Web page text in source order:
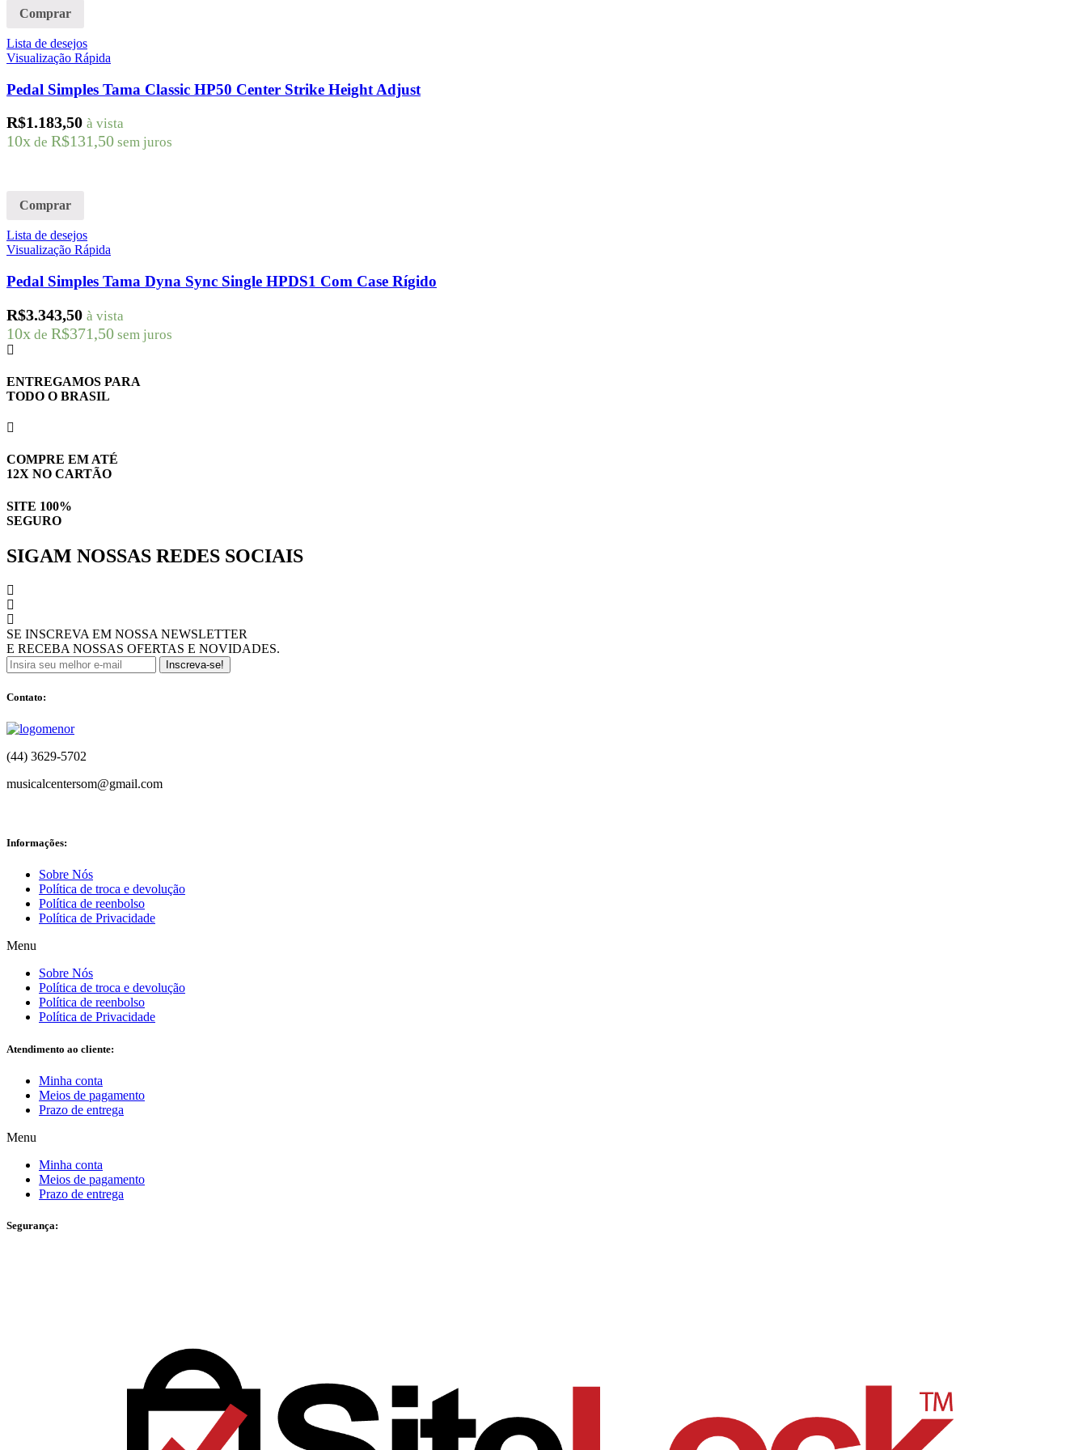
Comprar
Lista de desejos
Visualização Rápida
Pedal Simples Tama Classic HP50 Center Strike Height Adjust
R$1.183,50 à vista
10x de R$131,50 sem juros
Comprar
Lista de desejos
Visualização Rápida
Pedal Simples Tama Dyna Sync Single HPDS1 Com Case Rígido
R$3.343,50 à vista
10x de R$371,50 sem juros
ENTREGAMOS PARA
TODO O BRASIL
COMPRE EM ATÉ
12X NO CARTÃO
SITE 100%
SEGURO
SIGAM NOSSAS REDES SOCIAIS
SE INSCREVA EM NOSSA NEWSLETTER
E RECEBA NOSSAS OFERTAS E NOVIDADES.
Inscreva-se!
Contato:
(44) 3629-5702
musicalcentersom@gmail.com
Informações:
Sobre Nós
Política de troca e devolução
Política de reenbolso
Política de Privacidade
Menu
Sobre Nós
Política de troca e devolução
Política de reenbolso
Política de Privacidade
Atendimento ao cliente:
Minha conta
Meios de pagamento
Prazo de entrega
Menu
Minha conta
Meios de pagamento
Prazo de entrega
Segurança: